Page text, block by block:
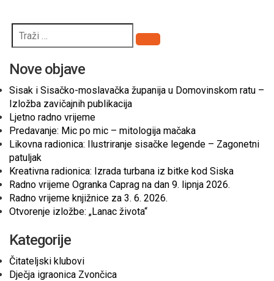
Pretraži
Nove objave
Sisak i Sisačko-moslavačka županija u Domovinskom ratu –
Izložba zavičajnih publikacija
Ljetno radno vrijeme
Predavanje: Mic po mic – mitologija mačaka
Likovna radionica: Ilustriranje sisačke legende – Zagonetni
patuljak
Kreativna radionica: Izrada turbana iz bitke kod Siska
Radno vrijeme Ogranka Caprag na dan 9. lipnja 2026.
Radno vrijeme knjižnice za 3. 6. 2026.
Otvorenje izložbe: „Lanac života“
Kategorije
Čitateljski klubovi
Dječja igraonica Zvončica